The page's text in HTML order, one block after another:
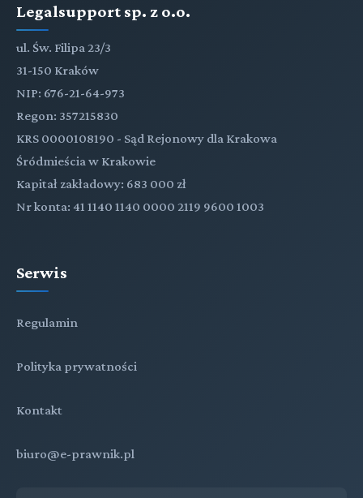
Legalsupport sp. z o.o.
ul. Św. Filipa 23/3
31-150 Kraków
NIP: 676-21-64-973
Regon: 357215830
KRS 0000108190 - Sąd Rejonowy dla Krakowa
Śródmieścia w Krakowie
Kapitał zakładowy: 683 000 zł
Nr konta: 41 1140 1140 0000 2119 9600 1003
Serwis
Regulamin
Polityka prywatności
Kontakt
biuro@e-prawnik.pl